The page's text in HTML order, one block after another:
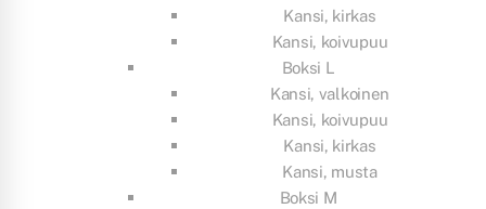
Kansi, kirkas
Kansi, koivupuu
Boksi L
Kansi, valkoinen
Kansi, koivupuu
Kansi, kirkas
Kansi, musta
Boksi M